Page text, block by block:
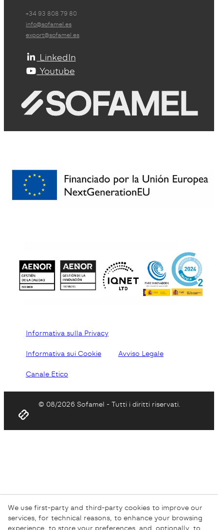
+34 93 808 79 80
info@sofamel.es
export@sofamel.es
LinkedIn
Youtube
Informativa sulla Privacy
Informativa sui Cookie Avviso Legale
Canale Etico
© 08/2026 Sofamel - Tutti i diritti riservati.
We use first-party and third-party cookies to improve our
services, for technical reasons, to enhance your browsing
experience, to store your preferences, and, optionally, to